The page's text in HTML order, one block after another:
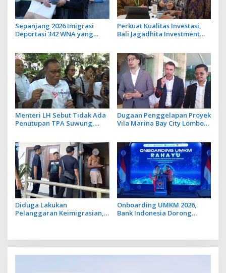
Sepanjang 2026 Imigrasi
Deportasi 342 WNA yang
Perkuat Kualitas Investasi,
Bali Jagadhita Investment
Investor
Menteri LH Sebut Tidak Ada
Penutupan TPA Suwung,
Dugaan Penggelapan Proyek
Vila Marina Bay City Lombok,
Diduga Lakukan
Pelanggaran Keimigrasian,
Onboarding UMKM 2026,
Bank Indonesia Dorong